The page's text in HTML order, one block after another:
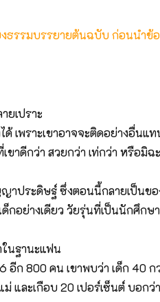
ธรรมบรรยายต้นฉบับ ก่อนนำข้
ยเปราะ
เพราะเขาอาจจะติดอย่างอื่น
าดีกว่า สวยกว่า เท่กว่า หรือมิ
ประดิษฐ์ ซึ่งตอนนี้กลายเป็นข
กอย่างเดียว วัยรุ่นที่เป็นนักศึก
นฐานะแฟน
อีก 800 คน เขาพบว่า เด็ก 40
และเกือบ 20 เปอร์เซ็นต์ บอก